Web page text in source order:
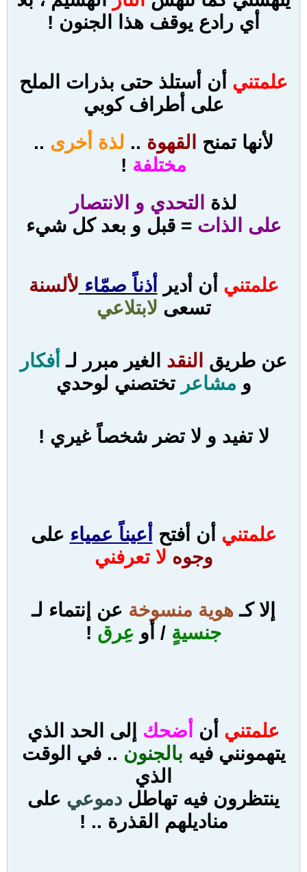
أي رادع يوقف هذا
الجنون !
علمتني أن أستلذ حتى بذرات الملح
على أطراف كوبي
لأنها تمنح
القهوة .. لذة أخرى ..
مختلفة !
لذة
التحدي و الانتصار
على الذات = قبل و بعد كل شيء
علمتني أن أدير أذناً صمّاء لألسنة
تسعى لابتلاعي
عن طريق النقد الغير مبرر لـ أفكار
و مشاعر تختصني لوحدي
لا تفيد و لا تضر شخصاً غيري !
علمتني أن أفتح أعيناً عمياء على
وجوه لا تعرفني
إلا كـ هوية منسوخة عن إنتماء لـ
جنسيةٍ / أو عِرق !
علمتني أن أضحك إلى الحد الذي
يتهمونني فيه بالجنون .. في الوقت
الذي
ينتظرون فيه تهاطل دموعي على
مناديلهم القذرة .. !